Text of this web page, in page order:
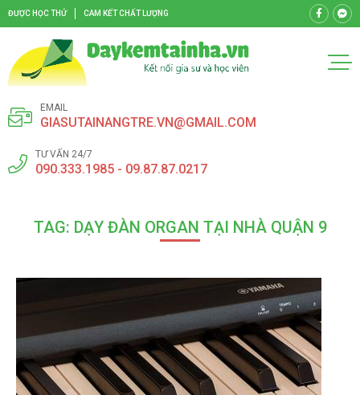
ĐƯỢC HỌC THỬ CAM KẾT CHẤT LƯỢNG
EMAIL
GIASUTAINANGTRE.VN@GMAIL.COM
TƯ VẤN 24/7
090.333.1985 - 09.87.87.0217
TAG: DẠY ĐÀN ORGAN TẠI NHÀ QUẬN 9